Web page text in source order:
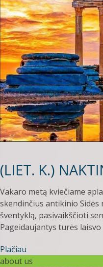
(LIET. K.)
Vakaro metą kviečiame
skendinčius antikinio
šventyklą, pasivaikščioti
Pageidaujantys turės
Plačiau
about us